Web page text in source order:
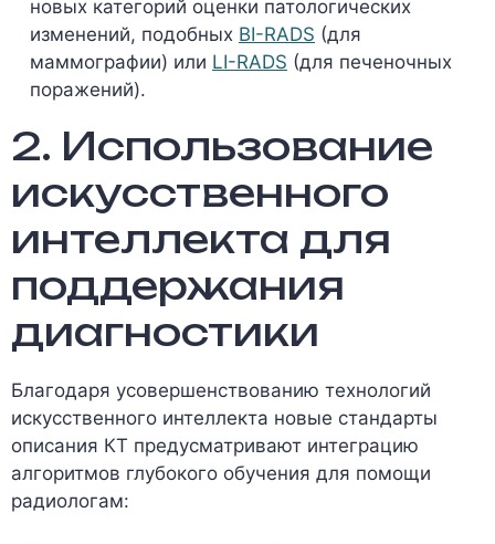
новых категорий оценки патологических
изменений, подобных BI-RADS (для
маммографии) или LI-RADS (для печеночных
поражений).
2. Использование
искусственного
интеллекта для
поддержания
диагностики
Благодаря усовершенствованию технологий
искусственного интеллекта новые стандарты
описания КТ предусматривают интеграцию
алгоритмов глубокого обучения для помощи
радиологам: